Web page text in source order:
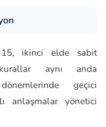
ikinci elde sabit
aynı anda
geçici
anlaşmalar yönetici